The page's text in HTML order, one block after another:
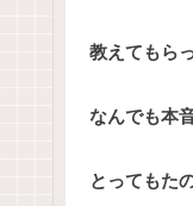
教えてもら
なんでも本
とってもた